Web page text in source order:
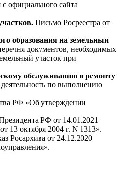
официального сайта
Письмо Росреестра от
образования на земельный
документов, необходимых
участок при
обслуживанию и ремонту
по выполнению
РФ «Об утверждении
РФ от 14.01.2021
13 октября 2004 г. N 1313».
Росархива от 24.12.2020